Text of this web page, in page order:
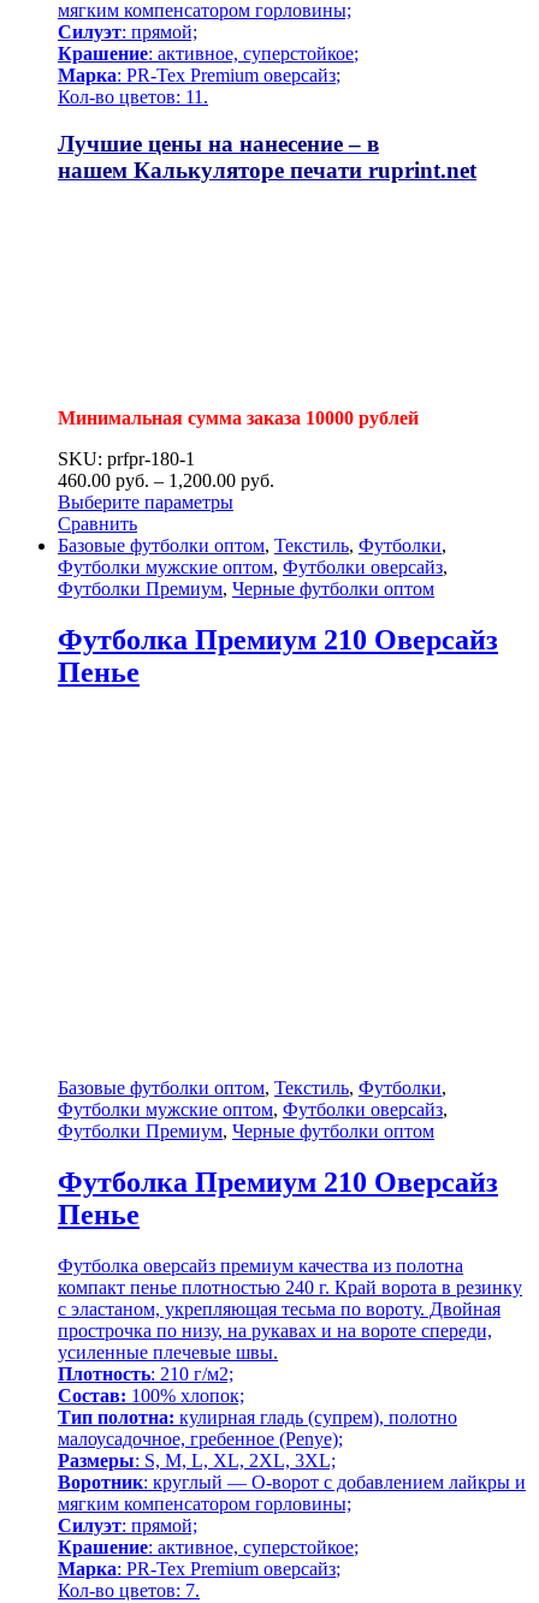
мягким компенсатором горловины;
Силуэт: прямой;
Крашение: активное, суперстойкое;
Марка: PR-Tex Premium оверсайз;
Кол-во цветов: 11.
Лучшие цены на нанесение – в
нашем Калькуляторе печати ruprint.net
Минимальная сумма заказа 10000 рублей
SKU: prfpr-180-1
460.00 руб. – 1,200.00 руб.
Выберите параметры
Сравнить
Базовые футболки оптом, Текстиль, Футболки,
Футболки мужские оптом, Футболки оверсайз,
Футболки Премиум, Черные футболки оптом
Футболка Премиум 210 Оверсайз
Пенье
Базовые футболки оптом, Текстиль, Футболки,
Футболки мужские оптом, Футболки оверсайз,
Футболки Премиум, Черные футболки оптом
Футболка Премиум 210 Оверсайз
Пенье
Футболка оверсайз премиум качества из полотна
компакт пенье плотностью 240 г. Край ворота в резинку
с эластаном, укрепляющая тесьма по вороту. Двойная
прострочка по низу, на рукавах и на вороте спереди,
усиленные плечевые швы.
Плотность: 210 г/м2;
Состав: 100% хлопок;
Тип полотна: кулирная гладь (супрем), полотно
малоусадочное, гребенное (Penye);
Размеры: S, M, L, XL, 2XL, 3XL;
Воротник: круглый — О-ворот с добавлением лайкры и
мягким компенсатором горловины;
Силуэт: прямой;
Крашение: активное, суперстойкое;
Марка: PR-Tex Premium оверсайз;
Кол-во цветов: 7.